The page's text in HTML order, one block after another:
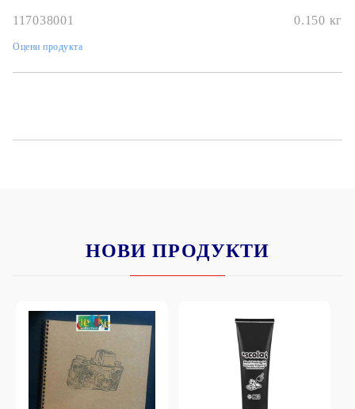
117038001 0.150 кг
Оцени продукта
НОВИ ПРОДУКТИ